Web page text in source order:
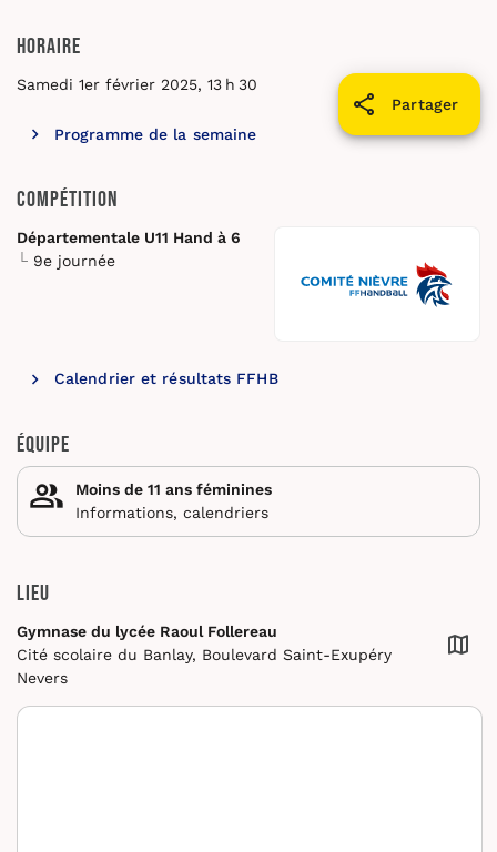
Horaire
Partager
Samedi 1er février 2025, 13 h 30
Programme de la semaine
Compétition
Départementale U11 Hand à 6
9e journée
Calendrier et résultats FFHB
Équipe
Moins de 11 ans féminines
Informations, calendriers
Lieu
Gymnase du lycée Raoul Follereau
Cité scolaire du Banlay, Boulevard Saint-Exupéry
Nevers